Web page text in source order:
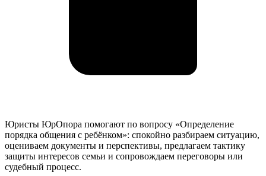
Юристы ЮрОпора помогают по вопросу «Определение
порядка общения с ребёнком»: спокойно разбираем ситуацию,
оцениваем документы и перспективы, предлагаем тактику
защиты интересов семьи и сопровождаем переговоры или
судебный процесс.